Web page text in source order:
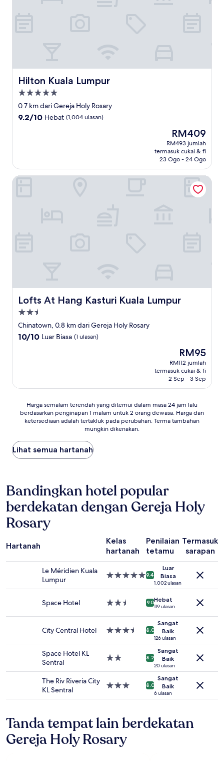
Hilton Kuala Lumpur
Hilton Kuala Lumpur
Hartanah
5.0
bintang
0.7 km dari Gereja Holy Rosary
9.2
9.2/10 Hebat (1,004 ulasan)
Harga
ialah
RM409
RM409
RM493 jumlah
termasuk cukai & fi
23 Ogo - 24 Ogo
Lofts At Hang Kasturi Kuala Lumpur
Lofts At Hang Kasturi Kuala Lumpur
Hartanah
2.5
bintang
Chinatown, 0.8 km dari Gereja Holy Rosary
10.0
ulasan)
10/10 Luar Biasa (1 ulasan)
Harga
ialah
RM95
RM95
RM112 jumlah
termasuk cukai & fi
2 Sep - 3 Sep
Lofts At Hang Kasturi Kuala Lumpur
Harga
semalam
terendah
ditemui
dalam
masa
lalu
berdasarkan
penginapan
1
malam
orang
ketersediaan
dikenakan.
Harga semalam terendah yang ditemui dalam masa 24 jam lalu
berdasarkan penginapan 1 malam untuk 2 orang dewasa. Harga dan
ketersediaan adalah tertakluk pada perubahan. Terma tambahan
mungkin dikenakan.
Lihat semua hartanah
Bandingkan hotel popular
berdekatan dengan Gereja Holy
Rosary
Hartanah
Kelas
hartanah
Penilaian
tetamu
Termasuk
sarapan
Le Méridien Kuala
Lumpur
Hartanah
9.4
Luar
Biasa
1,002 ulasan
Space Hotel
Hartanah
9.0Hebat
119 ulasan
City Central Hotel
Hartanah
8.0
Sangat
Baik
126 ulasan
Space Hotel KL
Sentral
Hartanah
8.2
Sangat
Baik
20 ulasan
The Riv Riveria City
KL Sentral
Hartanah
8.0
Sangat
Baik
6 ulasan
Tanda tempat lain berdekatan
Gereja Holy Rosary